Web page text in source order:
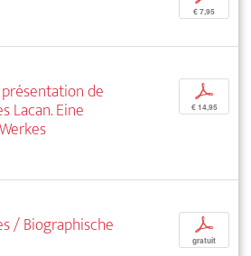
€ 7,95
présentation de
Lacan. Eine
p
€ 14,95
/ Biographische
p
gratuit